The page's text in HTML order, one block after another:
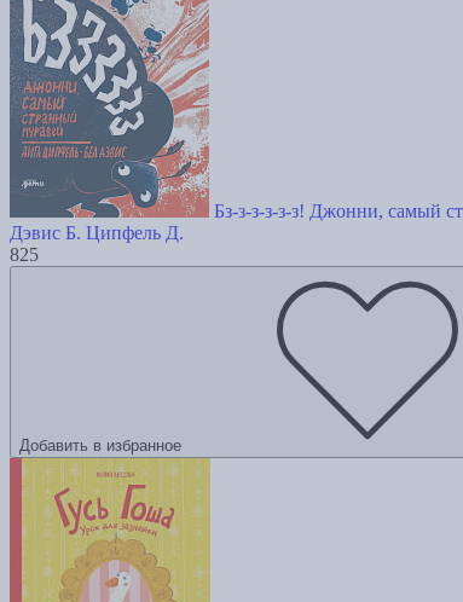
Бз-з-з-з-з-з! Джонни, самый
Дэвис Б. Ципфель Д.
825
Добавить в избранное